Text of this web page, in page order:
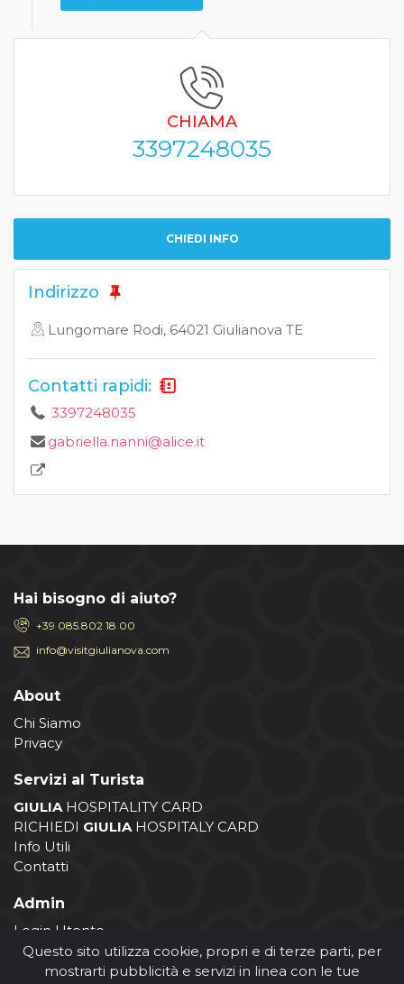
CHIAMA
3397248035
CHIEDI INFO
Indirizzo
Lungomare Rodi, 64021 Giulianova TE
Contatti rapidi:
3397248035
gabriella.nanni@alice.it
Hai bisogno di aiuto?
+39 085.802 18 00
info@visitgiulianova.com
About
Chi Siamo
Privacy
Servizi al Turista
GIULIA HOSPITALITY CARD
RICHIEDI GIULIA HOSPITALY CARD
Info Utili
Contatti
Admin
Login Utente
Login Operatore
Registrazione Operatore
Questo sito utilizza cookie, propri e di terze parti, per
mostrarti pubblicità e servizi in linea con le tue